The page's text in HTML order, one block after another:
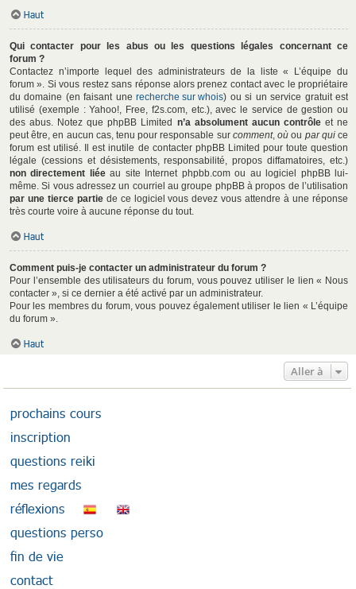
Haut
Qui contacter pour les abus ou les questions légales concernant ce
forum ?
Contactez n’importe lequel des administrateurs de la liste « L’équipe du
forum ». Si vous restez sans réponse alors prenez contact avec le propriétaire
du domaine (en faisant unerecherche sur whois) ou si un service gratuit est
utilisé (exemple : Yahoo!, Free, f2s.com, etc.), avec le service de gestion ou
des abus. Notez que phpBB Limited n’a absolument aucun contrôleet ne
peut être, en aucun cas, tenu pour responsable sur comment,où ou par quice
forum est utilisé. Il est inutile de contacter phpBB Limited pour toute question
légale (cessions et désistements, responsabilité, propos diffamatoires, etc.)
non directement liéeau site Internet phpbb.com ou au logiciel phpBB lui-
même. Si vous adressez un courriel au groupe phpBB à propos de l’utilisation
par une tierce partiede ce logiciel vous devez vous attendre à une réponse
très courte voire à aucune réponse du tout.
Haut
Comment puis-je contacter un administrateur du forum ?
Pour l’ensemble des utilisateurs du forum, vous pouvez utiliser le lien « Nous
contacter », si ce dernier a été activé par un administrateur.
Pour les membres du forum, vous pouvez également utiliser le lien « L’équipe
du forum ».
Haut
Aller à
prochains cours
inscription
questions reiki
mes regards
réflexions
questions perso
fin de vie
contact